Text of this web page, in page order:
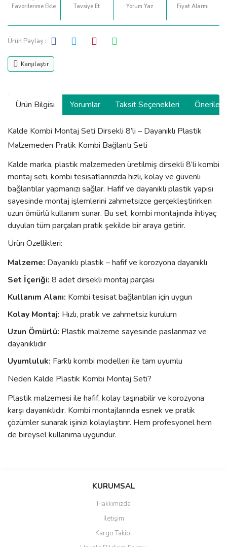
Tavsiye Et Yorum Yaz Fiyat Alarmı
Ürün Paylaş :
Karşılaştır
Ürün Bilgisi Yorumlar Taksit Seçenekleri
Kalde Kombi Montaj Seti Dirsekli 8’li – Dayanıklı Plastik
Malzemeden Pratik Kombi Bağlantı Seti
Kalde marka, plastik malzemeden üretilmiş dirsekli 8’li kombi
montaj seti, kombi tesisatlarınızda hızlı, kolay ve güvenli
bağlantılar yapmanızı sağlar. Hafif ve dayanıklı plastik yapısı
sayesinde montaj işlemlerini zahmetsizce gerçekleştirirken
uzun ömürlü kullanım sunar. Bu set, kombi montajında ihtiyaç
duyulan tüm parçaları pratik şekilde bir araya getirir.
Ürün Özellikleri:
Malzeme: Dayanıklı plastik – hafif ve korozyona dayanıklı
Set İçeriği: 8 adet dirsekli montaj parçası
Kullanım Alanı: Kombi tesisat bağlantıları için uygun
Kolay Montaj: Hızlı, pratik ve zahmetsiz kurulum
Uzun Ömürlü: Plastik malzeme sayesinde paslanmaz ve
dayanıklıdır
Uyumluluk: Farklı kombi modelleri ile tam uyumlu
Neden Kalde Plastik Kombi Montaj Seti?
Plastik malzemesi ile hafif, kolay taşınabilir ve korozyona
karşı dayanıklıdır. Kombi montajlarında esnek ve pratik
çözümler sunarak işinizi kolaylaştırır. Hem profesyonel hem
de bireysel kullanıma uygundur.
Bu ürüne ilk yorumu siz yapın!
Yorum Yaz
Ürün resmi kalitesiz, bozuk veya görüntülenemiyor.
Ürün açıklamasında eksik bilgiler bulunuyor.
KURUMSAL
Hakkımızda
İletişim
Kargo Takibi